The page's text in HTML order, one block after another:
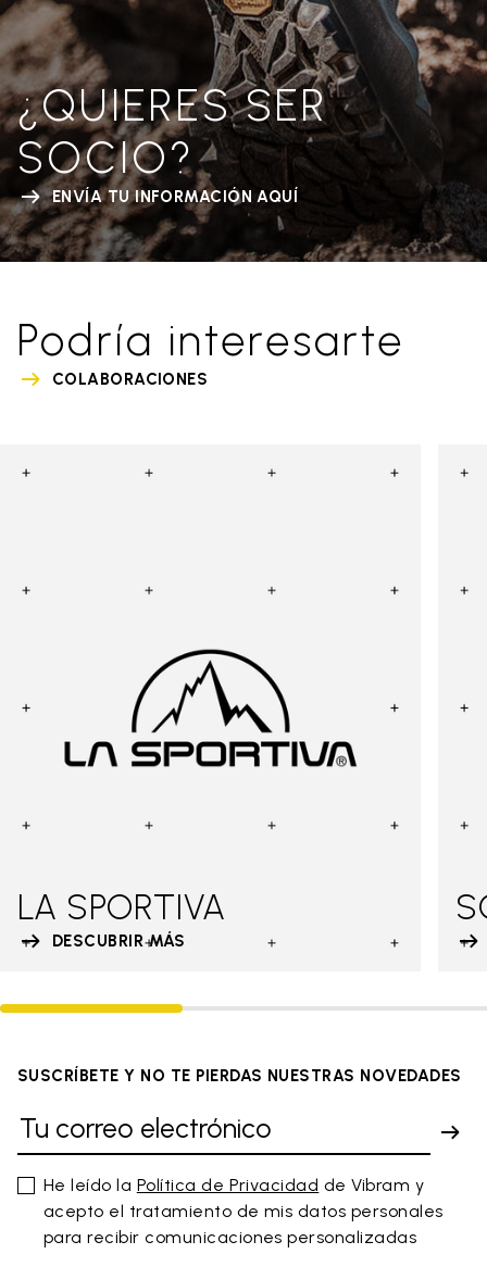
¿QUIERES SER
SOCIO?
ENVÍA TU INFORMACIÓN AQUÍ
Podría interesarte
COLABORACIONES
LA SPORTIVA
DESCUBRIR MÁS
SUSCRÍBETE Y NO TE PIERDAS NUESTRAS NOVEDADES
He leído la Política de Privacidad de Vibram y
acepto el tratamiento de mis datos personales
para recibir comunicaciones personalizadas